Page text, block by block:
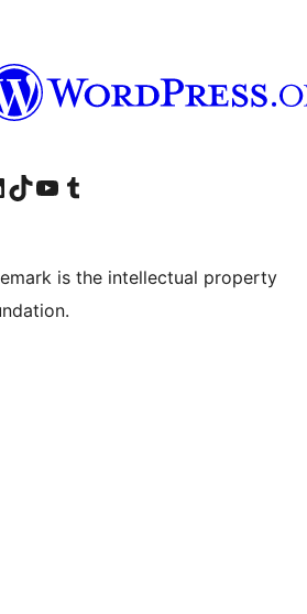
account
LinkedIn account
Visit our TikTok account
Näytä YouTube-kanava
Visit our Tumblr account
is the intellectual property